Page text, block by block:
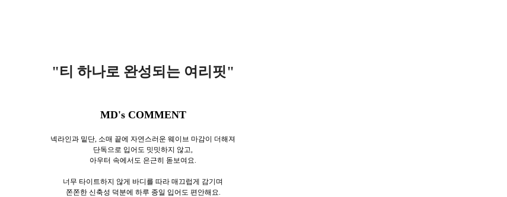
"티 하나로 완성되는 여리핏"
MD's COMMENT
넥라인과 밑단, 소매 끝에 자연스러운 웨이브 마감이 더해져
단독으로 입어도 밋밋하지 않고,
아우터 속에서도 은근히 돋보여요.
너무 타이트하지 않게 바디를 따라 매끄럽게 감기며
쫀쫀한 신축성 덕분에 하루 종일 입어도 편안해요.